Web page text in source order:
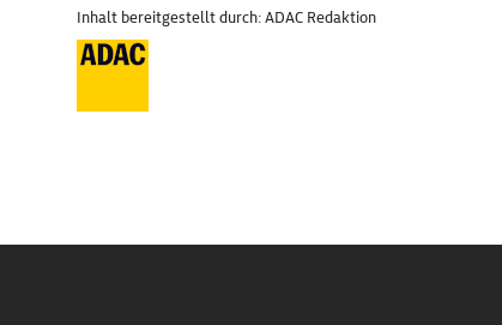
Inhalt bereitgestellt durch: ADAC Redaktion